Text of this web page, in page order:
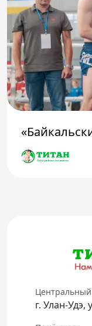
г. Улан-Удэ,